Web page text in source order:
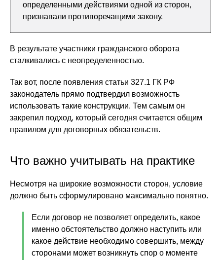
определенными действиями одной из сторон,
признавали противоречащими закону.
В результате участники гражданского оборота
сталкивались с неопределенностью.
Так вот, после появления статьи 327.1 ГК РФ
законодатель прямо подтвердил возможность
использовать такие конструкции. Тем самым он
закрепил подход, который сегодня считается общим
правилом для договорных обязательств.
Что важно учитывать на практике
Несмотря на широкие возможности сторон, условие
должно быть сформулировано максимально понятно.
Если договор не позволяет определить, какое
именно обстоятельство должно наступить или
какое действие необходимо совершить, между
сторонами может возникнуть спор о моменте